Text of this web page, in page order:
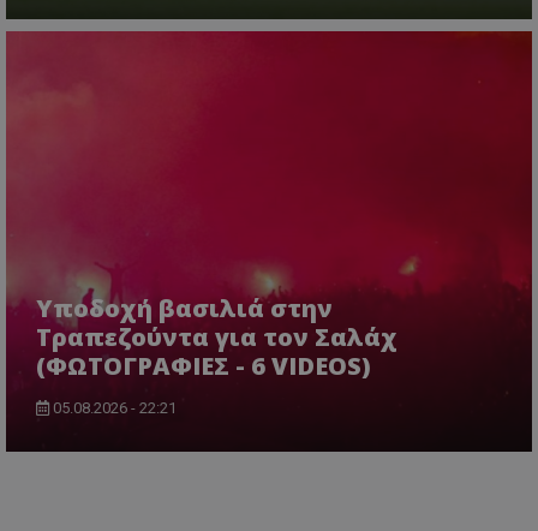
Υποδοχή βασιλιά στην
Τραπεζούντα για τον Σαλάχ
(ΦΩΤΟΓΡΑΦΙΕΣ - 6 VIDEOS)
05.08.2026 - 22:21